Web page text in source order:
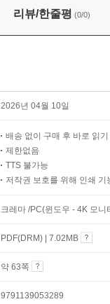
바다의 별
리뷰/한줄평 (0/0)
2026년 04월 10일
배송 없이 구매 후 바로 읽기
제한없음
TTS 불가능
저작권 보호를 위해 인쇄 기
크레마 /PC(윈도우 - 4K 모
PDF(DRM) | 7.02MB
약 63쪽
9791139053289